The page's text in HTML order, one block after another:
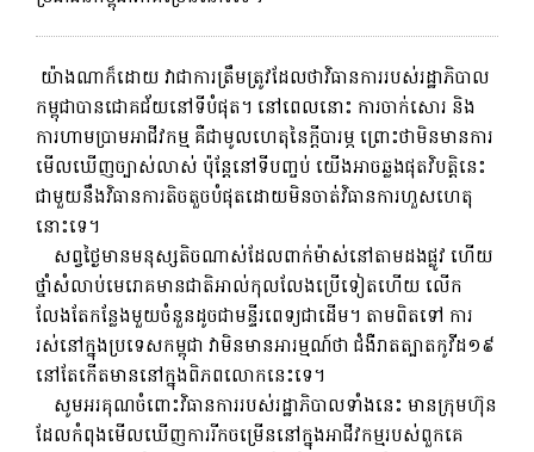
​​ យ៉ាង​ណា​ក៏​ដោយ វា​ជា​ការ​ត្រឹមត្រូវ​ដែល​ថា​វិធានការ​របស់​រដ្ឋាភិបាល​
កម្ពុជា​បាន​ជោគជ័យ​នៅ​ទី​បំផុត​។ នៅពេលនោះ ការចាក់សោរ និង
ការហាមប្រាមអាជីវកម្ម គឺជាមូលហេតុនៃក្តីបារម្ភ ព្រោះថាមិនមានការ
មើលឃើញច្បាស់លាស់ ប៉ុន្តែនៅទីបញ្ចប់ យើងអាចឆ្លងផុតវិបត្តិនេះ
ជាមួយនឹងវិធានការតិចតួចបំផុតដោយមិនចាត់វិធានការហួសហេតុ
នោះទេ។
សព្វថ្ងៃមានមនុស្សតិចណាស់ដែលពាក់ម៉ាស់នៅតាមដងផ្លូវ ហើយ
ថ្នាំសំលាប់មេរោគមានជាតិអាល់កុលលែងប្រើទៀតហើយ លើក
លែងតែកន្លែងមួយចំនួនដូចជាមន្ទីរពេទ្យជាដើម។ តាមពិតទៅ ការ
រស់នៅក្នុងប្រទេសកម្ពុជា វាមិនមានអារម្មណ៍ថា ជំងឺរាតត្បាតកូវីដ១៩
នៅតែកើតមាននៅក្នុងពិភពលោកនេះទេ។
សូមអរគុណចំពោះវិធានការរបស់រដ្ឋាភិបាលទាំងនេះ មានក្រុមហ៊ុន
ដែលកំពុងមើលឃើញការរីកចម្រើននៅក្នុងអាជីវកម្មរបស់ពួកគេ